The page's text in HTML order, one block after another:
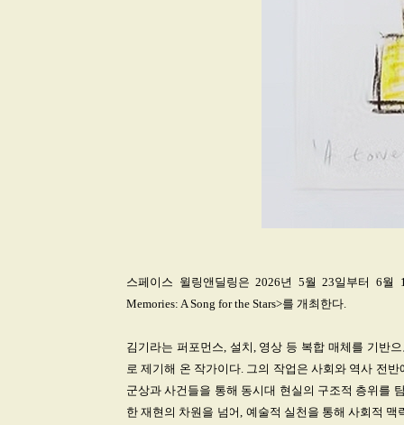
스페이스 윌링앤딜링은 2026년 5월 23일부터 6월
Memories: A Song for the Stars>를 개최한다.​
김기라는 퍼포먼스, 설치, 영상 등 복합 매체를 기반
로 제기해 온 작가이다. 그의 작업은 사회와 역사 전
군상과 사건들을 통해 동시대 현실의 구조적 층위를
한 재현의 차원을 넘어, 예술적 실천을 통해 사회적